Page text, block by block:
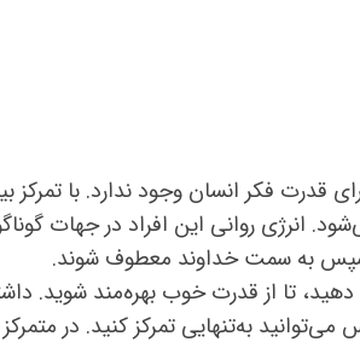
قدرت فکر انسان وجود ندارد. با
انرژی روانی این افراد در جهات
به سمت خداوند معطوف شوند.
تا از قدرت خوب بهره‌مند شوید.